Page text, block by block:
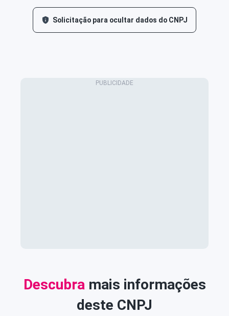
Solicitação para ocultar dados do CNPJ
Descubra mais informações
deste CNPJ